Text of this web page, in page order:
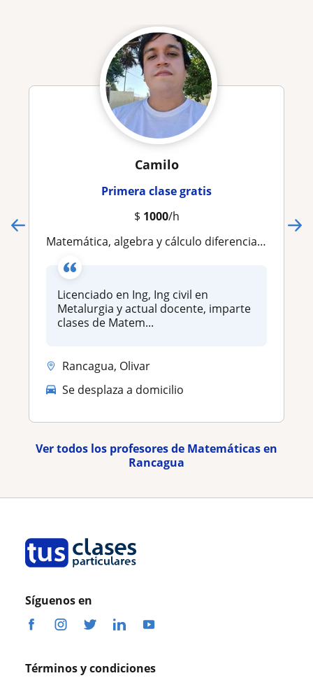
Camilo
Primera clase gratis
$ 1000/h
Matemática, algebra y cálculo diferencial, integral y avanzado
Licenciado en Ing, Ing civil en
Metalurgia y actual docente, imparte
clases de Matem...
Rancagua, Olivar
Se desplaza a domicilio
Ver todos los profesores de Matemáticas en
Rancagua
Síguenos en
Términos y condiciones